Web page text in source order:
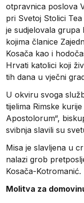
otpravnica poslova
pri Svetoj Stolici
je sudjelovala
kojima članice
Kosača kao i
Hrvati katolici koji
tih dana u vječni
U okviru svoga
tijelima Rimske
Apostolorum“,
svibnja slavili su
Misa je slavljena u
nalazi grob
Kosača-Kotromanić.
Molitva za